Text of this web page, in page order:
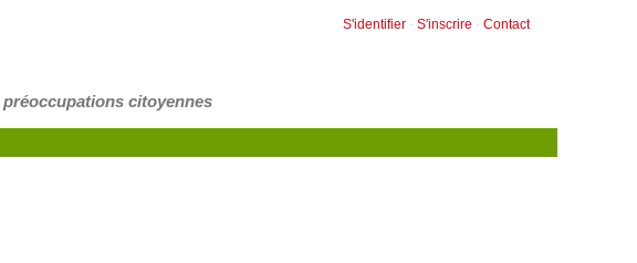
S'identifier - S'inscrire - Contact
citoyennes